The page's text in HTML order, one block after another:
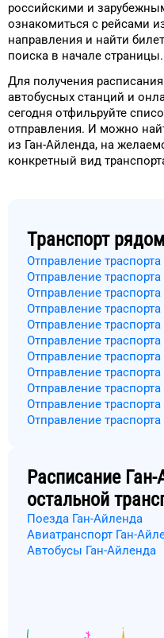
российскими и
ознакомиться с рейсами
направления и найти
поиска в начале страницы.
Для получения
автобусных станций и
сегодня отфильруйте
отправления. И можно
из Ган-Айленда, на
конкретный вид
Транспорт
Отправление
Отправление
Отправление
Отправление
Отправление
Отправление
Отправление
Отправление траспорта
Отправление
Отправление
Отправление
Расписание
остальной
Поезда Ган-Айленда
Авиатранспорт Ган-
Автобусы Ган-Айленда